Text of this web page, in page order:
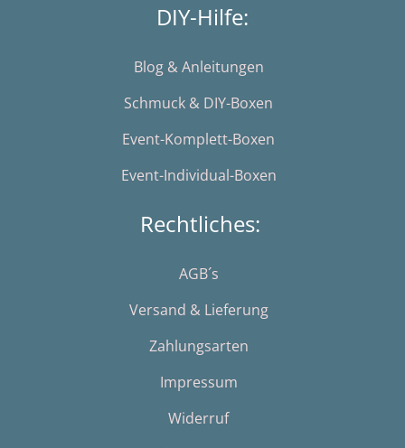
DIY-Hilfe:
Blog & Anleitungen
Schmuck & DIY-Boxen
Event-Komplett-Boxen
Event-Individual-Boxen
Rechtliches:
AGB´s
Versand & Lieferung
Zahlungsarten
Impressum
Widerruf